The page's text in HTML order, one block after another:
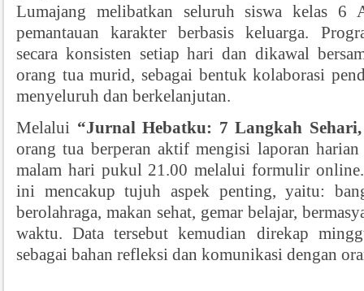
Lumajang melibatkan seluruh siswa kelas 6
pemantauan karakter berbasis keluarga.
secara konsisten setiap hari dan dikawal
orang tua murid, sebagai bentuk kolaborasi
menyeluruh dan berkelanjutan.
Melalui “Jurnal Hebatku: 7 Langkah
orang tua berperan aktif mengisi laporan harian
malam hari pukul 21.00 melalui formulir online.
ini mencakup tujuh aspek penting, yaitu:
berolahraga, makan sehat, gemar belajar,
waktu. Data tersebut kemudian direkap
sebagai bahan refleksi dan komunikasi dengan